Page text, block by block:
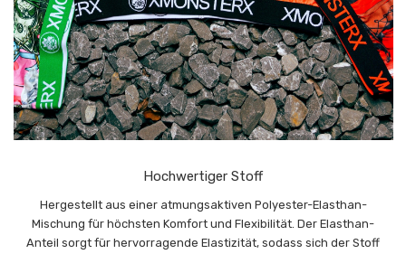
Hochwertiger Stoff
Hergestellt aus einer atmungsaktiven Polyester-Elasthan-
Mischung für höchsten Komfort und Flexibilität. Der Elasthan-
Anteil sorgt für hervorragende Elastizität, sodass sich der Stoff